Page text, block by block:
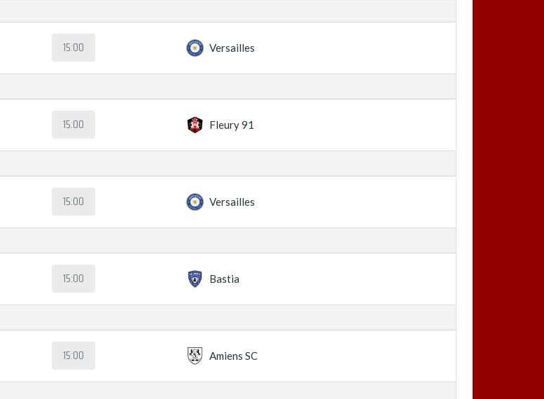
15:00 Versailles
15:00 Fleury 91
15:00 Versailles
15:00 Bastia
15:00 Amiens SC